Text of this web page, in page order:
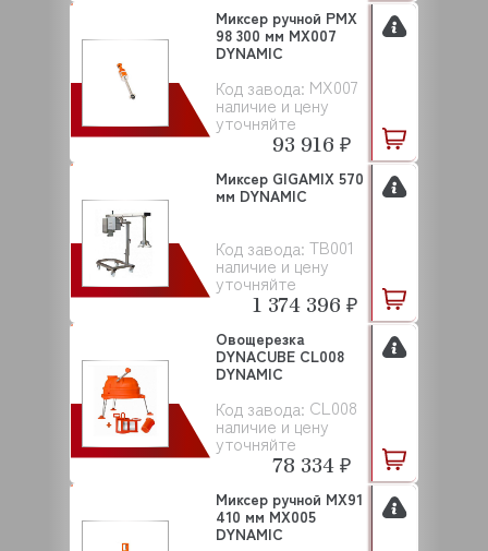
Код завода: MX007
наличие и цену
уточняйте
Миксер ручной PMX
98 300 мм MX007
DYNAMIC
93 916 ₽
Код завода: TB001
наличие и цену
уточняйте
Миксер GIGAMIX 570
мм DYNAMIC
1 374 396 ₽
Код завода: CL008
наличие и цену
уточняйте
Овощерезка
DYNACUBE CL008
DYNAMIC
78 334 ₽
Миксер ручной MX91
410 мм MX005
DYNAMIC